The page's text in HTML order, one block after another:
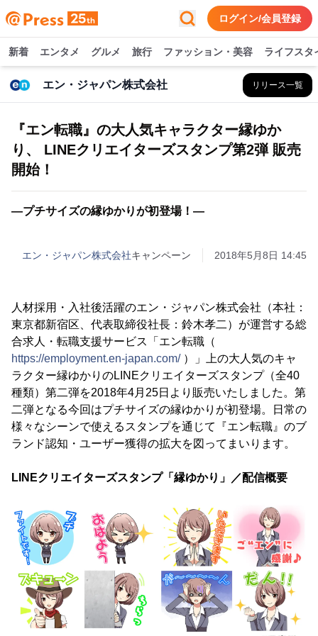
ログイン/会員登録
新着 エンタメ グルメ 旅行 ファッション・美容 ライフスタ
エン・ジャパン株式会社 リリース一覧
『エン転職』の大人気キャラクター縁ゆか
り、 LINEクリエイターズスタンプ第2弾 販売
開始！
―プチサイズの縁ゆかりが初登場！―
エン・ジャパン株式会社キャンペーン 2018年5月8日 14:45
人材採用・入社後活躍のエン・ジャパン株式会社（本社：
東京都新宿区、代表取締役社長：鈴木孝二）が運営する総
合求人・転職支援サービス「エン転職（
https://employment.en-japan.com/）」上の大人気のキャ
ラクター縁ゆかりのLINEクリエイターズスタンプ（全40
種類）第二弾を2018年4月25日より販売いたしました。第
二弾となる今回はプチサイズの縁ゆかりが初登場。日常の
様々なシーンで使えるスタンプを通じて『エン転職』のブ
ランド認知・ユーザー獲得の拡大を図ってまいります。
LINEクリエイターズスタンプ「縁ゆかり」／配信概要